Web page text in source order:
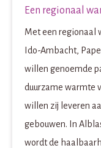
Een regionaal
Met een regionaal
Ido-Ambacht,
willen genoemde
duurzame warmte
willen zij leveren
gebouwen. In
wordt de